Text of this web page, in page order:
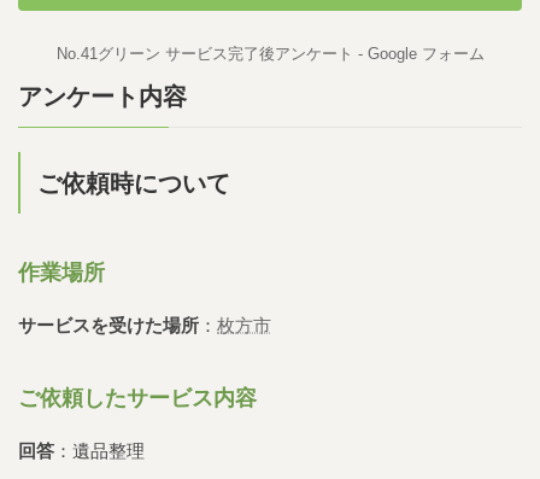
No.41グリーン サービス完了後アンケート - Google フォーム
アンケート内容
ご依頼時について
作業場所
サービスを受けた場所 ： 枚方市
ご依頼したサービス内容
回答 ：遺品整理